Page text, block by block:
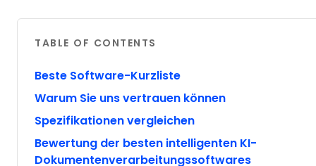
TABLE OF CONTENTS
Beste Software-Kurzliste
Warum Sie uns vertrauen können
Spezifikationen vergleichen
Bewertung der besten intelligenten KI-
Dokumentenverarbeitungssoftwares